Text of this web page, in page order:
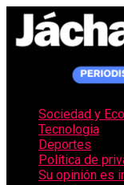
Sociedad y
Tecnologia
Deportes
Política de
Su opinión es